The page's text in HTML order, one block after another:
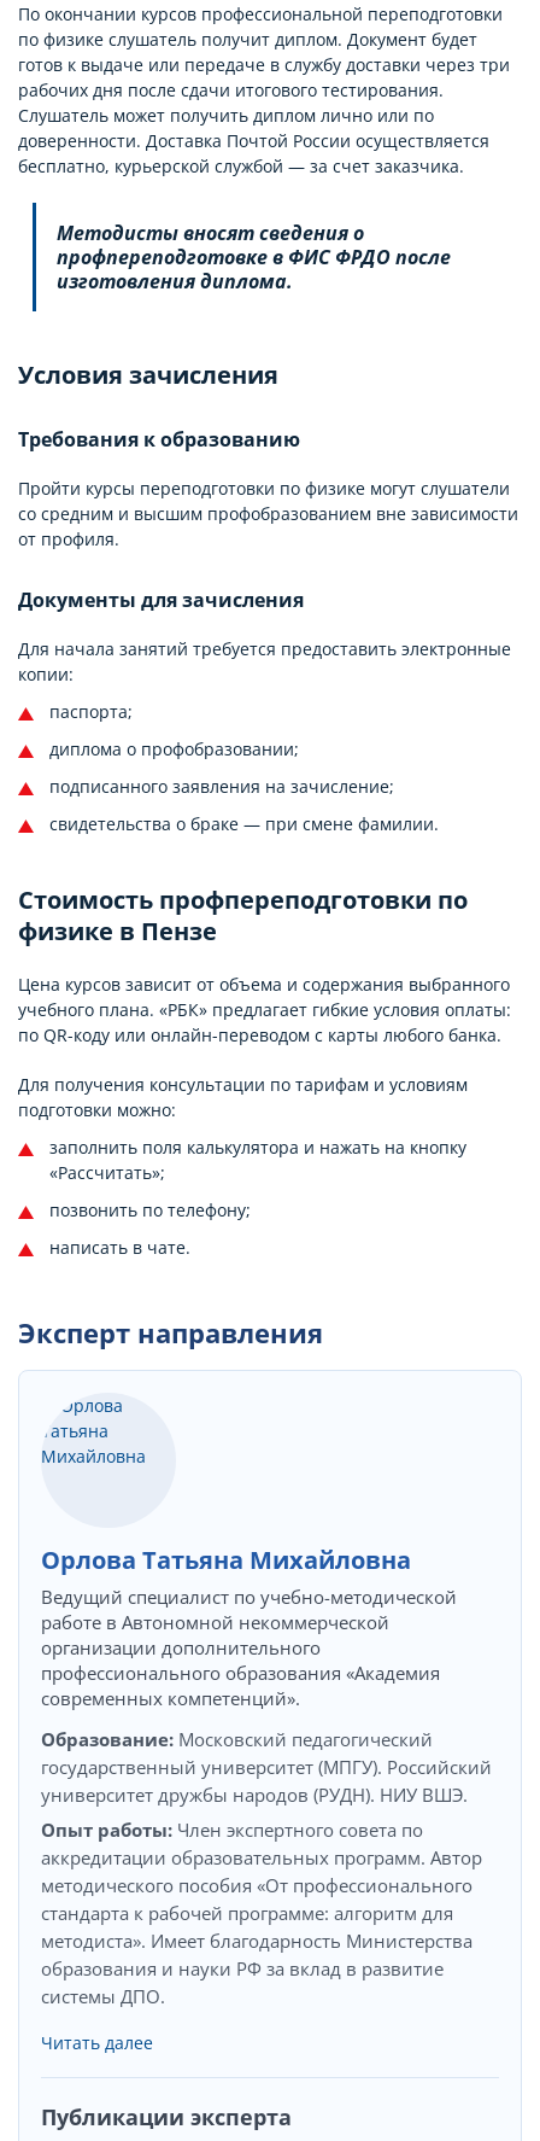
По окончании курсов профессиональной переподготовки
по физике слушатель получит диплом. Документ будет
готов к выдаче или передаче в службу доставки через три
рабочих дня после сдачи итогового тестирования.
Слушатель может получить диплом лично или по
доверенности. Доставка Почтой России осуществляется
бесплатно, курьерской службой — за счет заказчика.
Методисты вносят сведения о
профпереподготовке в ФИС ФРДО после
изготовления диплома.
Условия зачисления
Требования к образованию
Пройти курсы переподготовки по физике могут слушатели
со средним и высшим профобразованием вне зависимости
от профиля.
Документы для зачисления
Для начала занятий требуется предоставить электронные
копии:
паспорта;
диплома о профобразовании;
подписанного заявления на зачисление;
свидетельства о браке — при смене фамилии.
Стоимость профпереподготовки по
физике в Пензе
Цена курсов зависит от объема и содержания выбранного
учебного плана. «РБК» предлагает гибкие условия оплаты:
по QR-коду или онлайн-переводом с карты любого банка.
Для получения консультации по тарифам и условиям
подготовки можно:
заполнить поля калькулятора и нажать на кнопку
«Рассчитать»;
позвонить по телефону;
написать в чате.
Эксперт направления
Орлова Татьяна Михайловна
Ведущий специалист по учебно-методической
работе в Автономной некоммерческой
организации дополнительного
профессионального образования «Академия
современных компетенций».
Образование: Московский педагогический
государственный университет (МПГУ). Российский
университет дружбы народов (РУДН). НИУ ВШЭ.
Опыт работы: Член экспертного совета по
аккредитации образовательных программ. Автор
методического пособия «От профессионального
стандарта к рабочей программе: алгоритм для
методиста». Имеет благодарность Министерства
образования и науки РФ за вклад в развитие
системы ДПО.
Читать далее
Публикации эксперта